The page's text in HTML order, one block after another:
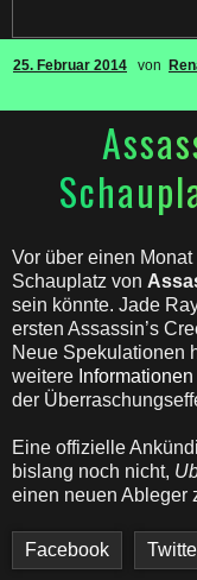
25. Februar 2014 von
Vor über einen
Schauplatz von
sein könnte. Jade
ersten Assassin’s
Neue Spekulationen
weitere Informationen
der
Eine offizielle
bislang noch nicht,
einen neuen Ableger
Facebook